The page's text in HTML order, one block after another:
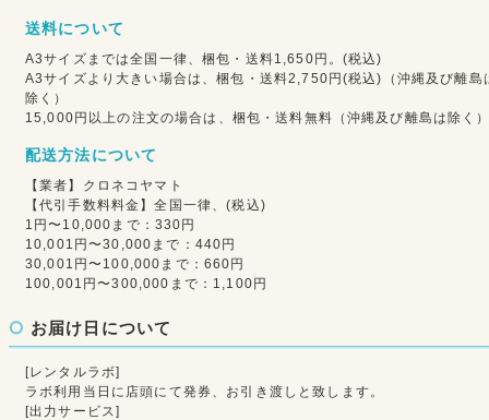
送料について
A3サイズまでは全国一律、梱包・送料1,650円。(税込)
A3サイズより大きい場合は、梱包・送料2,750円(税込)（沖縄及び離島
除く）
15,000円以上の注文の場合は、梱包・送料無料（沖縄及び離島は除く
配送方法について
【業者】クロネコヤマト
【代引手数料料金】全国一律、(税込)
1円〜10,000まで：330円
10,001円〜30,000まで：440円
30,001円〜100,000まで：660円
100,001円〜300,000まで：1,100円
お届け日について
[レンタルラボ]
ラボ利用当日に店頭にて発券、お引き渡しと致します。
[出力サービス]